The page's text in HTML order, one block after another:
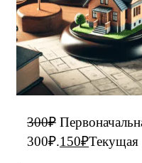
300₽
300₽.150₽Текущая